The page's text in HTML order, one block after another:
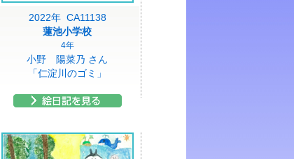
2022年 CA11138
蓮池小学校
4年
小野 陽菜乃 さん
「仁淀川のゴミ」